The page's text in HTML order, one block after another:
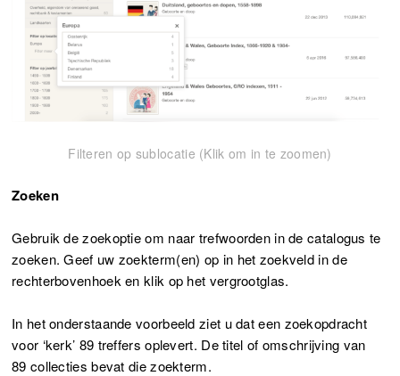
Filteren op sublocatie (Klik om in te zoomen)
Zoeken
Gebruik de zoekoptie om naar trefwoorden in de catalogus te
zoeken. Geef uw zoekterm(en) op in het zoekveld in de
rechterbovenhoek en klik op het vergrootglas.
In het onderstaande voorbeeld ziet u dat een zoekopdracht
voor ‘kerk’ 89 treffers oplevert. De titel of omschrijving van
89 collecties bevat die zoekterm.